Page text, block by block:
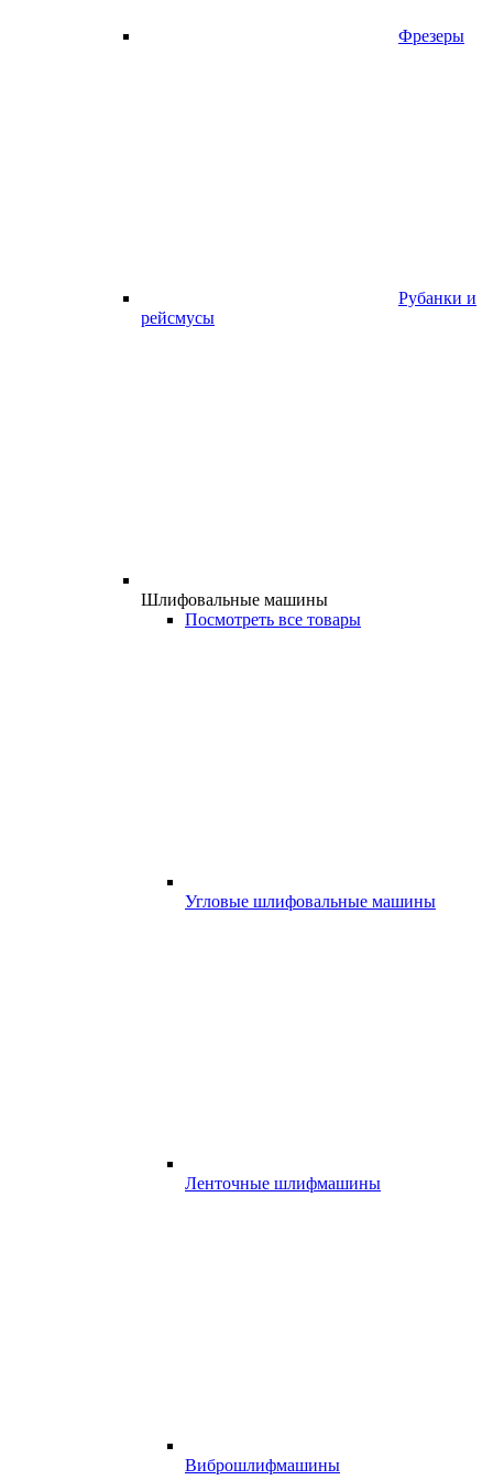
Фрезеры
Рубанки и
рейсмусы
Шлифовальные машины
Посмотреть все товары
Угловые шлифовальные машины
Ленточные шлифмашины
Виброшлифмашины